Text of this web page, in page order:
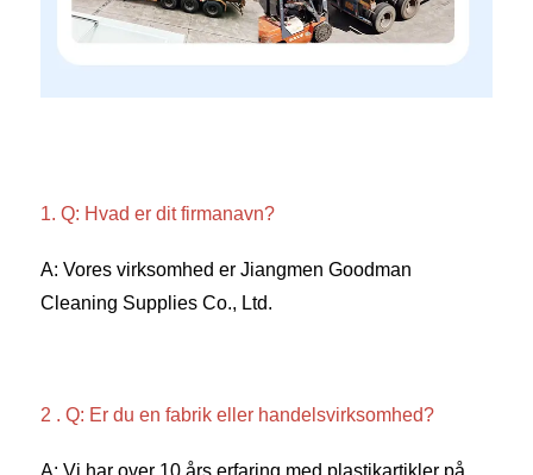
1. Q: Hvad er dit firmanavn?
A: Vores virksomhed er Jiangmen Goodman
Cleaning Supplies Co., Ltd.
2 . Q: Er du en fabrik eller handelsvirksomhed?
A: Vi har over 10 års erfaring med plastikartikler på